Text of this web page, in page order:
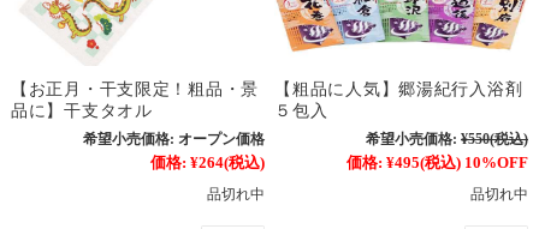
【お正月・干支限定！粗品・景
品に】干支タオル
希望小売価格: オープン価格
価格: ¥264(税込)
品切れ中
【粗品に人気】郷湯紀行入浴剤
５包入
希望小売価格: ¥550(税込)
価格: ¥495(税込) 10%OFF
品切れ中